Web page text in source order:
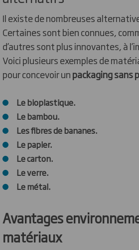
Il existe de nombreuses
Certaines sont bien connues,
d’autres sont plus innovantes, à
Voici plusieurs exemples de
pour concevoir unpackaging sans
Le bioplastique.
Le bambou.
Les fibres de bananes.
Le papier.
Le carton.
Le verre.
Le métal.
Avantages
matériaux